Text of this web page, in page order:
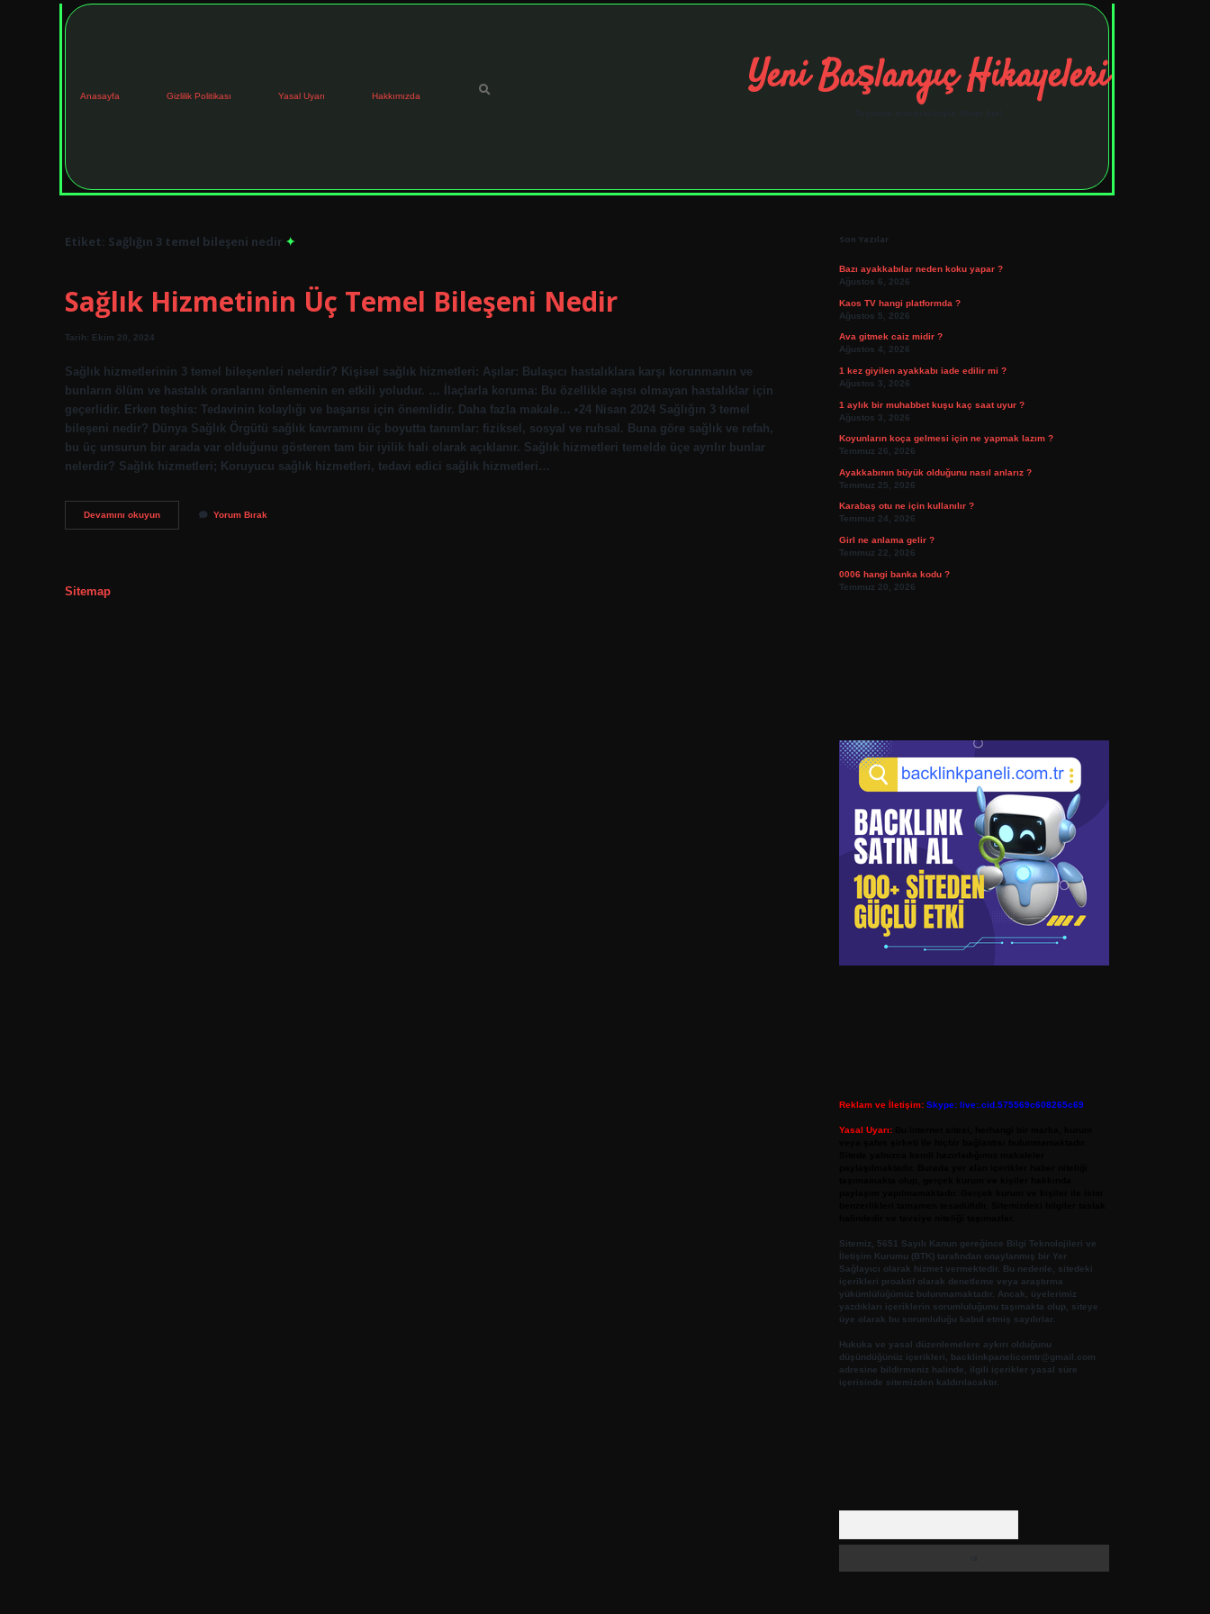
Anasayfa Gizlilik Politikası Yasal Uyarı Hakkımızda Yeni Başlangıç Hikayeleri
Etiket: Sağlığın 3 temel bileşeni nedir
Sağlık Hizmetinin Üç Temel Bileşeni Nedir
Tarih: Ekim 20, 2024
Sağlık hizmetlerinin 3 temel bileşenleri nelerdir? Kişisel sağlık hizmetleri: Aşılar: Bulaşıcı hastalıklara karşı korunmanın ve
bunların ölüm ve hastalık oranlarını önlemenin en etkili yoludur. … İlaçlarla koruma: Bu özellikle aşısı olmayan hastalıklar için
geçerlidir. Erken teşhis: Tedavinin kolaylığı ve başarısı için önemlidir. Daha fazla makale… •24 Nisan 2024 Sağlığın 3 temel
bileşeni nedir? Dünya Sağlık Örgütü sağlık kavramını üç boyutta tanımlar: fiziksel, sosyal ve ruhsal. Buna göre sağlık ve refah,
bu üç unsurun bir arada var olduğunu gösteren tam bir iyilik hali olarak açıklanır. Sağlık hizmetleri temelde üçe ayrılır bunlar
nelerdir? Sağlık hizmetleri; Koruyucu sağlık hizmetleri, tedavi edici sağlık hizmetleri…
Devamını okuyunSağlık
Hizmetinin
Yorum Bırak
Sitemap
Son Yazılar
Bazı ayakkabılar neden koku yapar ?
Ağustos 6, 2026
Kaos TV hangi platformda ?
Ağustos 5, 2026
Ava gitmek caiz midir ?
Ağustos 4, 2026
1 kez giyilen ayakkabı iade edilir mi ?
Ağustos 3, 2026
1 aylık bir muhabbet kuşu kaç saat uyur ?
Ağustos 3, 2026
Koyunların koça gelmesi için ne yapmak lazım ?
Temmuz 26, 2026
Ayakkabının büyük olduğunu nasıl anlarız ?
Temmuz 25, 2026
Karabaş otu ne için kullanılır ?
Temmuz 24, 2026
Girl ne anlama gelir ?
Temmuz 22, 2026
0006 hangi banka kodu ?
Temmuz 20, 2026
Reklam ve İletişim: Skype: live:.cid.575569c608265c69
Yasal Uyarı:
Sitemiz, 5651 Sayılı Kanun gereğince Bilgi Teknolojileri ve
İletişim Kurumu (BTK) tarafından onaylanmış bir Yer
Sağlayıcı olarak hizmet vermektedir. Bu nedenle, sitedeki
içerikleri proaktif olarak denetleme veya araştırma
yükümlülüğümüz bulunmamaktadır. Ancak, üyelerimiz
yazdıkları içeriklerin sorumluluğunu taşımakta olup, siteye
üye olarak bu sorumluluğu kabul etmiş sayılırlar.
Hukuka ve yasal düzenlemelere aykırı olduğunu
düşündüğünüz içerikleri,
backlinkpanelicomtr@gmail.com
adresine bildirmeniz halinde, ilgili içerikler yasal süre
içerisinde sitemizden kaldırılacaktır.
tulipbetelexbett.net